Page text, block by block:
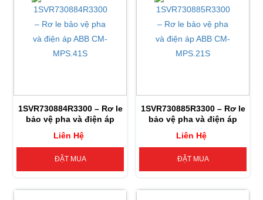
1SVR730884R3300 – Rơ le
bảo vệ pha và điện áp
Liên Hệ
ĐẶT MUA
1SVR730885R3300 – Rơ le
bảo vệ pha và điện áp
Liên Hệ
ĐẶT MUA